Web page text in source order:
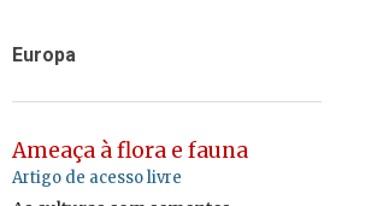
Europa
Ameaça à flora e fauna
Artigo de acesso livre